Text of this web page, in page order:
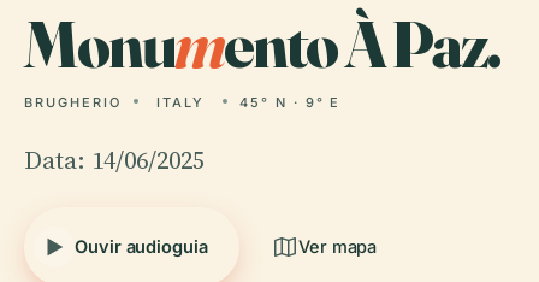
Monumento À Paz.
BRUGHERIO ITALY 45° N · 9° E
Data: 14/06/2025
Ouvir audioguia Ver mapa